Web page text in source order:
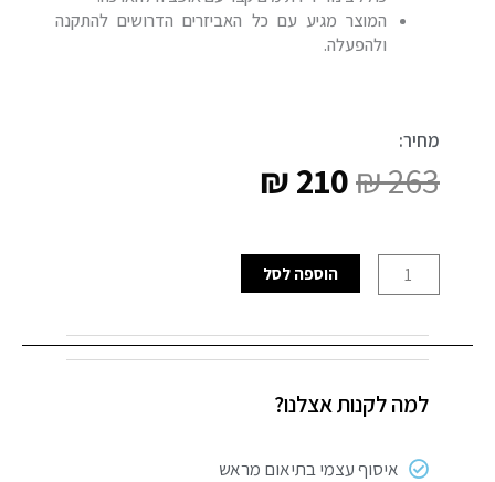
המוצר מגיע עם כל האביזרים הדרושים להתקנה
ולהפעלה.
מחיר:
₪263
המקורי
היה:
₪ 263.
₪210
הנוכחי
הוא:
₪ 210.
של
הדחה
כמותי
אוקיינוס
הוספה לסל
למה לקנות אצלנו?
איסוף עצמי בתיאום מראש